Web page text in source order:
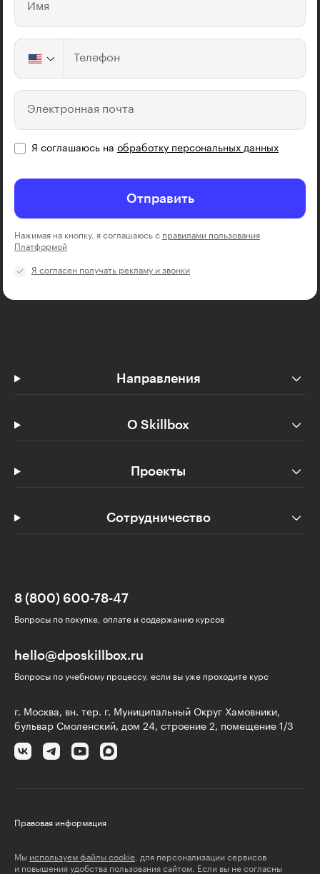
Имя
Телефон
Электронная почта
Я соглашаюсь на обработку персональных данных
Отправить
Нажимая на кнопку, я соглашаюсь с правилами пользования
Платформой
Я согласен получать рекламу и звонки
Направления
О Skillbox
Проекты
Сотрудничество
8 (800) 600-78-47
Вопросы по покупке, оплате и содержанию курсов
hello@dposkillbox.ru
Вопросы по учебному процессу, если вы уже проходите курс
г. Москва, вн. тер. г. Муниципальный Округ Хамовники,
бульвар Смоленский, дом 24, строение 2, помещение 1/3
Правовая информация
Мы используем файлы cookie , для персонализации сервисов
и повышения удобства пользования сайтом. Если вы не согласны